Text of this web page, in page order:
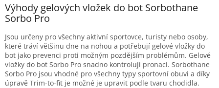
Výhody gelových vložek do bot Sorbothane
Sorbo Pro
Jsou určeny pro všechny aktivní sportovce, turisty nebo osoby,
které tráví většinu dne na nohou a potřebují gelové vložky do
bot jako prevenci proti možným pozdějším problémům. Gelové
vložky do bot Sorbo Pro snadno kontrolují pronaci. Sorbothane
Sorbo Pro jsou vhodné pro všechny typy sportovní obuvi a díky
úpravě Trim-to-fit je možné je upravit podle tvaru chodidla.